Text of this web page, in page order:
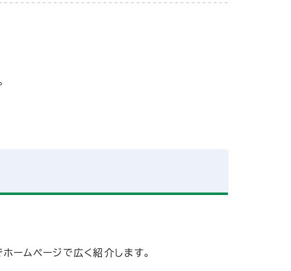
ームページで広く紹介します。